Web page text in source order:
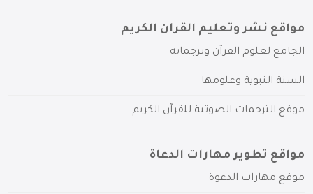
مواقع نشر وتعليم القرآن الكريم
الجامع لعلوم القرآن وترجماته
السنة النبوية وعلومها
موقع الترجمات الصوتية للقرآن الكريم
مواقع تطوير مهارات الدعاة
موقع مهارات الدعوة